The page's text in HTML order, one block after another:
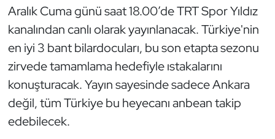
Aralık Cuma günü saat 18.00’de TRT Spor Yıldız
kanalından canlı olarak yayınlanacak. Türkiye'nin
en iyi 3 bant bilardocuları, bu son etapta sezonu
zirvede tamamlama hedefiyle ıstakalarını
konuşturacak. Yayın sayesinde sadece Ankara
değil, tüm Türkiye bu heyecanı anbean takip
edebilecek.
Kick Boks
Kürek
Masa Tenisi
Modern Pentatlon